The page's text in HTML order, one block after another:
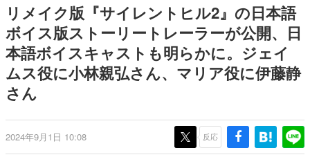
きます。
赫本
この物語を解いてはいけない。『赫本』は、〈試験問題〉
の形をした短編ホラー小説集です。
ゲーム世代の作家たち
ゲームに多大な影響を受けた作家さんに取材し、ゲームが
プロ野球選手から称賛の声
リメイク版『サイレントヒル2』の日本語
ボイス版ストーリートレーラーが公開、日
本語ボイスキャストも明らかに。ジェイ
ムス役に小林親弘さん、マリア役に伊藤静
さん
2024年9月1日 10:08 反応